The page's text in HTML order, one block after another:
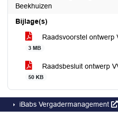
Beekhuizen
Bijlage(s)
Raadsvoorstel ontwerp
3 MB
Raadsbesluit ontwerp
50 KB
iBabs Vergadermanagement